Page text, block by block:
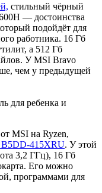
стильный чёрный
— достоинства
подойдёт для
работника. 16 Гб
а 512 Гб
У MSI Bravo
чем у предыдущей
для ребенка и
MSI на Ryzen,
B5DD-415XRU. У этой
3,2 ГГц), 16 Гб
Его можно
программами для